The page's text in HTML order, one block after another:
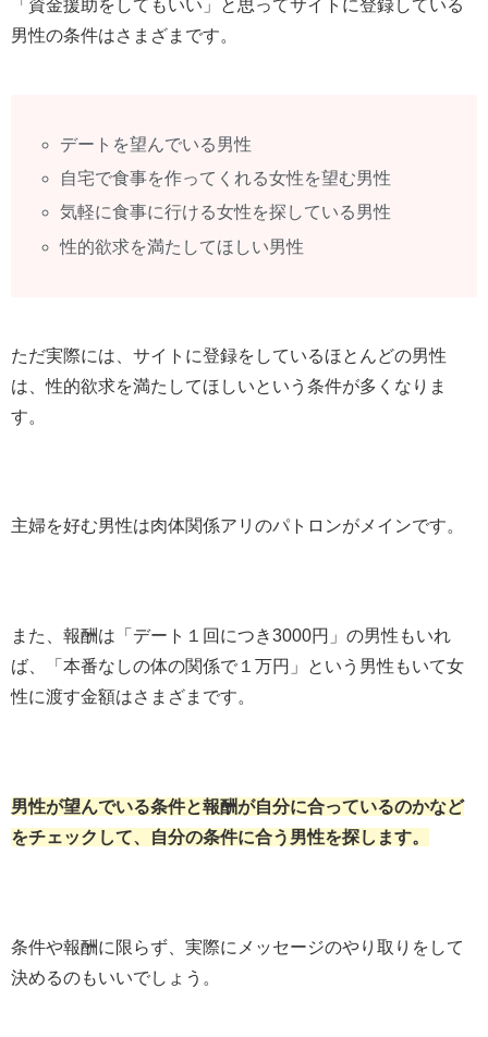
「資金援助をしてもいい」と思ってサイトに登録している
男性の条件はさまざまです。
デートを望んでいる男性
自宅で食事を作ってくれる女性を望む男性
気軽に食事に行ける女性を探している男性
性的欲求を満たしてほしい男性
ただ実際には、サイトに登録をしているほとんどの男性
は、性的欲求を満たしてほしいという条件が多くなりま
す。
主婦を好む男性は肉体関係アリのパトロンがメインです。
また、報酬は「デート１回につき3000円」の男性もいれ
ば、「本番なしの体の関係で１万円」という男性もいて女
性に渡す金額はさまざまです。
男性が望んでいる条件と報酬が自分に合っているのかなど
をチェックして、自分の条件に合う男性を探します。
条件や報酬に限らず、実際にメッセージのやり取りをして
決めるのもいいでしょう。